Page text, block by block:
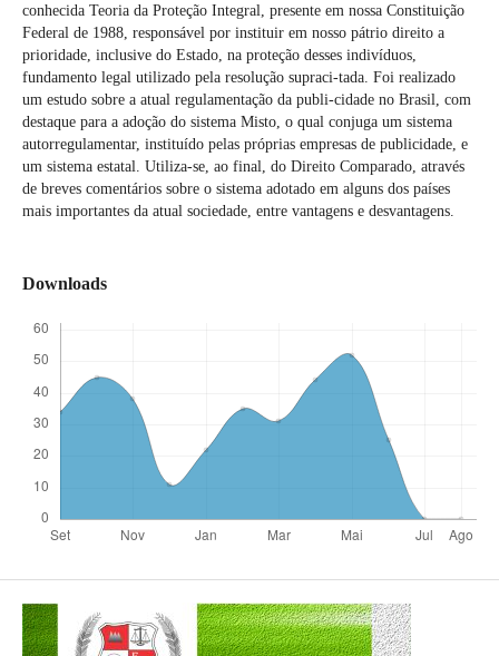
conhecida Teoria da Proteção Integral, presente em nossa Constituição
Federal de 1988, responsável por instituir em nosso pátrio direito a
prioridade, inclusive do Estado, na proteção desses indivíduos,
fundamento legal utilizado pela resolução supraci-tada. Foi realizado
um estudo sobre a atual regulamentação da publi-cidade no Brasil, com
destaque para a adoção do sistema Misto, o qual conjuga um sistema
autorregulamentar, instituído pelas próprias empresas de publicidade, e
um sistema estatal. Utiliza-se, ao final, do Direito Comparado, através
de breves comentários sobre o sistema adotado em alguns dos países
mais importantes da atual sociedade, entre vantagens e desvantagens.
Downloads